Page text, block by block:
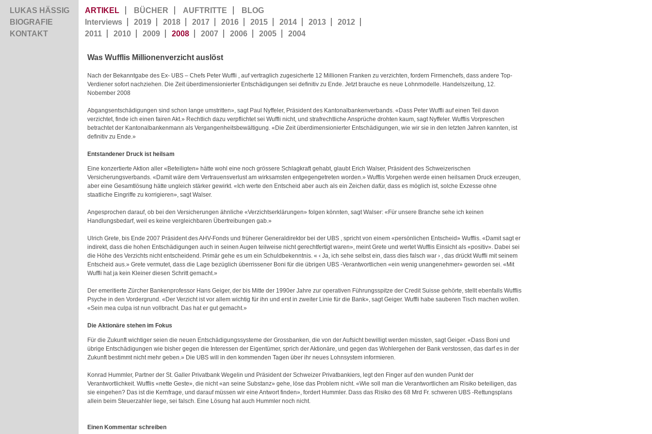
LUKAS HÄSSIG
BIOGRAFIE
KONTAKT
ARTIKEL BÜCHER AUFTRITTE
BLOG
Interviews
2019 2018 2017 2016 2015 2014 2013
2012
2011
2010 2009 2008 2007 2006 2005 2004
Was Wufflis Millionenverzicht auslöst
Nach der Bekanntgabe des Ex- UBS – Chefs Peter Wuffli , auf vertraglich zugesicherte 12 Millionen Franken zu verzichten, fordern Firmenchefs, dass andere Top-
Verdiener sofort nachziehen. Die Zeit überdimensionierter Entschädigungen sei definitiv zu Ende. Jetzt brauche es neue Lohnmodelle. Handelszeitung, 12.
Nobember 2008
Abgangsentschädigungen sind schon lange umstritten», sagt Paul Nyffeler, Präsident des Kantonalbankenverbands. «Dass Peter Wuffli auf einen Teil davon
verzichtet, finde ich einen fairen Akt.» Rechtlich dazu verpflichtet sei Wuffli nicht, und strafrechtliche Ansprüche drohten kaum, sagt Nyffeler. Wufflis Vorpreschen
betrachtet der Kantonalbankenmann als Vergangenheitsbewältigung. «Die Zeit überdimensionierter Entschädigungen, wie wir sie in den letzten Jahren kannten, ist
definitiv zu Ende.»
Entstandener Druck ist heilsam
Eine konzertierte Aktion aller «Beteiligten» hätte wohl eine noch grössere Schlagkraft gehabt, glaubt Erich Walser, Präsident des Schweizerischen
Versicherungsverbands. «Damit wäre dem Vertrauensverlust am wirksamsten entgegengetreten worden.» Wufflis Vorgehen werde einen heilsamen Druck erzeugen,
aber eine Gesamtlösung hätte ungleich stärker gewirkt. «Ich werte den Entscheid aber auch als ein Zeichen dafür, dass es möglich ist, solche Exzesse ohne
staatliche Eingriffe zu korrigieren», sagt Walser.
Angesprochen darauf, ob bei den Versicherungen ähnliche «Verzichtserklärungen» folgen könnten, sagt Walser: «Für unsere Branche sehe ich keinen
Handlungsbedarf, weil es keine vergleichbaren Übertreibungen gab.»
Ulrich Grete, bis Ende 2007 Präsident des AHV-Fonds und früherer Generaldirektor bei der UBS , spricht von einem «persönlichen Entscheid» Wufflis. «Damit sagt er
indirekt, dass die hohen Entschädigungen auch in seinen Augen teilweise nicht gerechtfertigt waren», meint Grete und wertet Wufflis Einsicht als «positiv». Dabei sei
die Höhe des Verzichts nicht entscheidend. Primär gehe es um ein Schuldbekenntnis. « ‹ Ja, ich sehe selbst ein, dass dies falsch war › , das drückt Wuffli mit seinem
Entscheid aus.» Grete vermutet, dass die Lage bezüglich überrissener Boni für die übrigen UBS -Verantwortlichen «ein wenig unangenehmer» geworden sei. «Mit
Wuffli hat ja kein Kleiner diesen Schritt gemacht.»
Der emeritierte Zürcher Bankenprofessor Hans Geiger, der bis Mitte der 1990er Jahre zur operativen Führungsspitze der Credit Suisse gehörte, stellt ebenfalls Wufflis
Psyche in den Vordergrund. «Der Verzicht ist vor allem wichtig für ihn und erst in zweiter Linie für die Bank», sagt Geiger. Wuffli habe sauberen Tisch machen wollen.
«Sein mea culpa ist nun vollbracht. Das hat er gut gemacht.»
Die Aktionäre stehen im Fokus
Für die Zukunft wichtiger seien die neuen Entschädigungssysteme der Grossbanken, die von der Aufsicht bewilligt werden müssten, sagt Geiger. «Dass Boni und
übrige Entschädigungen wie bisher gegen die Interessen der Eigentümer, sprich der Aktionäre, und gegen das Wohlergehen der Bank verstossen, das darf es in der
Zukunft bestimmt nicht mehr geben.» Die UBS will in den kommenden Tagen über ihr neues Lohnsystem informieren.
Konrad Hummler, Partner der St. Galler Privatbank Wegelin und Präsident der Schweizer Privatbankiers, legt den Finger auf den wunden Punkt der
Verantwortlichkeit. Wufflis «nette Geste», die nicht «an seine Substanz» gehe, löse das Problem nicht. «Wie soll man die Verantwortlichen am Risiko beteiligen, das
sie eingehen? Das ist die Kernfrage, und darauf müssen wir eine Antwort finden», fordert Hummler. Dass das Risiko des 68 Mrd Fr. schweren UBS -Rettungsplans
allein beim Steuerzahler liege, sei falsch. Eine Lösung hat auch Hummler noch nicht.
Einen Kommentar schreiben